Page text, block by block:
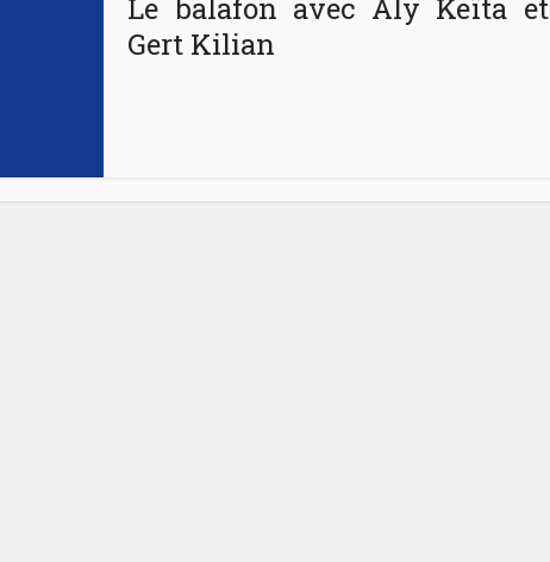
Le balafon avec Aly Keïta et
Gert Kilian